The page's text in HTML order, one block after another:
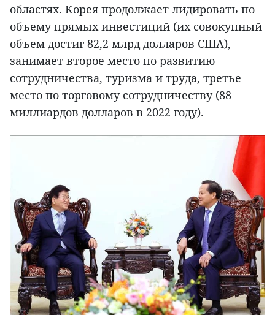
областях. Корея продолжает лидировать по
объему прямых инвестиций (их совокупный
объем достиг 82,2 млрд долларов США),
занимает второе место по развитию
сотрудничества, туризма и труда, третье
место по торговому сотрудничеству (88
миллиардов долларов в 2022 году).